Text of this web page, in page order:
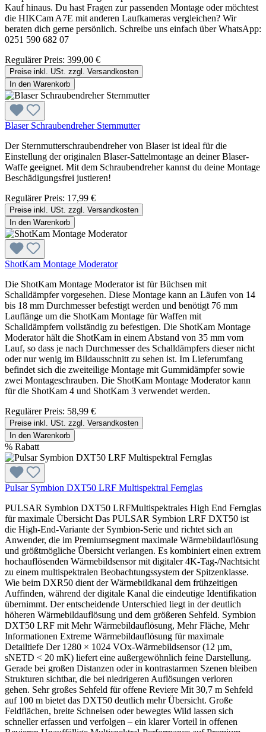
Kauf hinaus. Du hast Fragen zur passenden Montage oder möchtest
die HIKCam A7E mit anderen Laufkameras vergleichen? Wir
beraten dich gerne persönlich. Schreibe uns einfach über WhatsApp:
0251 590 682 07
Regulärer Preis: 399,00 €
Preise inkl. USt. zzgl. Versandkosten
In den Warenkorb
Blaser Schraubendreher Sternmutter
Der Sternmutterschraubendreher von Blaser ist ideal für die
Einstellung der originalen Blaser-Sattelmontage an deiner Blaser-
Waffe geeignet. Mit dem Schraubendreher kannst du deine Montage
Beschädigungsfrei justieren!
Regulärer Preis: 17,99 €
Preise inkl. USt. zzgl. Versandkosten
In den Warenkorb
ShotKam Montage Moderator
Die ShotKam Montage Moderator ist für Büchsen mit
Schalldämpfer vorgesehen. Diese Montage kann an Läufen von 14
bis 18 mm Durchmesser befestigt werden und benötigt 76 mm
Lauflänge um die ShotKam Montage für Waffen mit
Schalldämpfern vollständig zu befestigen. Die ShotKam Montage
Moderator hält die ShotKam in einem Abstand von 35 mm vom
Lauf, so dass je nach Durchmesser des Schalldämpfers dieser nicht
oder nur wenig im Bildausschnitt zu sehen ist. Im Lieferumfang
befindet sich die zweiteilige Montage mit Gummidämpfer sowie
zwei Montageschrauben. Die ShotKam Montage Moderator kann
für die ShotKam 4 und ShotKam 3 verwendet werden.
Regulärer Preis: 58,99 €
Preise inkl. USt. zzgl. Versandkosten
In den Warenkorb
% Rabatt
Pulsar Symbion DXT50 LRF Multispektral Fernglas
PULSAR Symbion DXT50 LRFMultispektrales High End Fernglas
für maximale Übersicht Das PULSAR Symbion LRF DXT50 ist
die High-End-Variante der Symbion-Serie und richtet sich an
Anwender, die im Premiumsegment maximale Wärmebildauflösung
und größtmögliche Übersicht verlangen. Es kombiniert einen extrem
hochauflösenden Wärmebildsensor mit digitaler 4K-Tag-/Nachtsicht
zu einem multispektralen Beobachtungssystem der Spitzenklasse.
Wie beim DXR50 dient der Wärmebildkanal dem frühzeitigen
Auffinden, während der digitale Kanal die eindeutige Identifikation
übernimmt. Der entscheidende Unterschied liegt in der deutlich
höheren Wärmebildauflösung und dem größeren Sehfeld. Symbion
DXT50 LRF mit Mehr Wärmebildauflösung, Mehr Fläche, Mehr
Informationen Extreme Wärmebildauflösung für maximale
Detailtiefe Der 1280 × 1024 VOx-Wärmebildsensor (12 µm,
sNETD < 20 mK) liefert eine außergewöhnlich feine Darstellung.
Gerade bei großen Distanzen oder in kontrastarmen Szenen bleiben
Strukturen sichtbar, die bei niedrigeren Auflösungen verloren
gehen. Sehr großes Sehfeld für offene Reviere Mit 30,7 m Sehfeld
auf 100 m bietet das DXT50 deutlich mehr Übersicht. Große
Feldflächen, breite Schneisen oder bewegtes Wild lassen sich
schneller erfassen und verfolgen – ein klarer Vorteil in offenen